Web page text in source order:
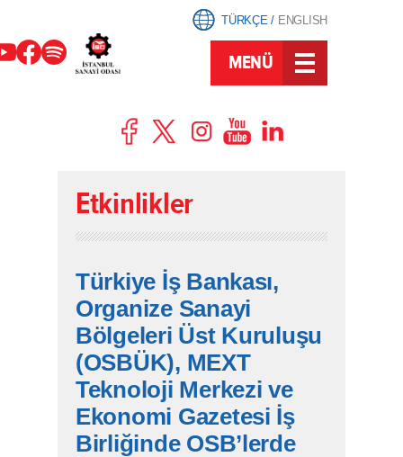
TÜRKÇE/ ENGLISH
MENÜ
Etkinlikler
Türkiye İş Bankası,
Organize Sanayi
Bölgeleri Üst Kuruluşu
(OSBÜK), MEXT
Teknoloji Merkezi ve
Ekonomi Gazetesi İş
Birliğinde OSB’lerde